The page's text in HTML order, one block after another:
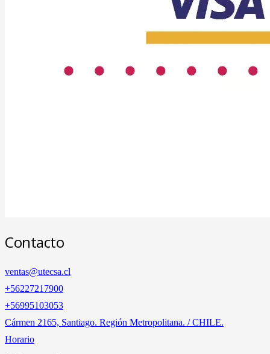
Contacto
ventas@utecsa.cl
+56227217900
‎+56995103053
Cármen 2165, Santiago. Región Metropolitana. / CHILE.
Horario